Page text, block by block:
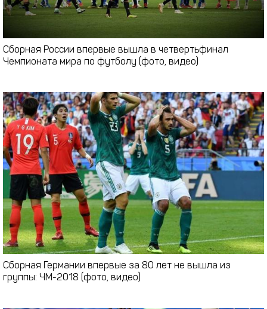
Сборная России впервые вышла в четвертьфинал
Чемпионата мира по футболу (фото, видео)
Сборная Германии впервые за 80 лет не вышла из
группы: ЧМ-2018 (фото, видео)